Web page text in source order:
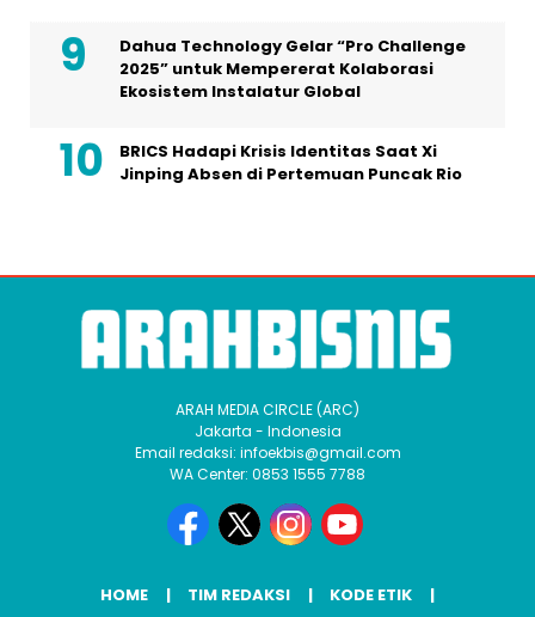
Dahua Technology Gelar “Pro Challenge
2025” untuk Mempererat Kolaborasi
Ekosistem Instalatur Global
BRICS Hadapi Krisis Identitas Saat Xi
Jinping Absen di Pertemuan Puncak Rio
ARAH MEDIA CIRCLE (ARC)
Jakarta - Indonesia
Email redaksi: infoekbis@gmail.com
WA Center: 0853 1555 7788
HOME TIM REDAKSI
KODE ETIK